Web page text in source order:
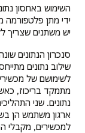
השימוש באחסון
ידי מתן פלטפורמה
יש משתנים שצריך
סנכרון הנתונים
שילוב נתונים
לשימושם של
מתמקד בריכוז,
נתונים. שני
ארגון משתמש הן
למכשירים, מקבלי